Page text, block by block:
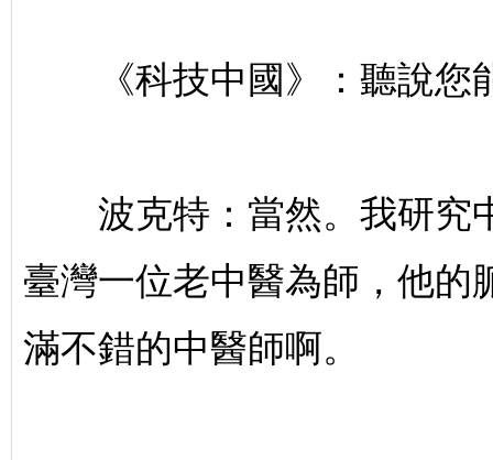
《科技中國》：聽說您
波克特：當然。我研究
臺灣一位老中醫為師，他的
滿不錯的中醫師啊。